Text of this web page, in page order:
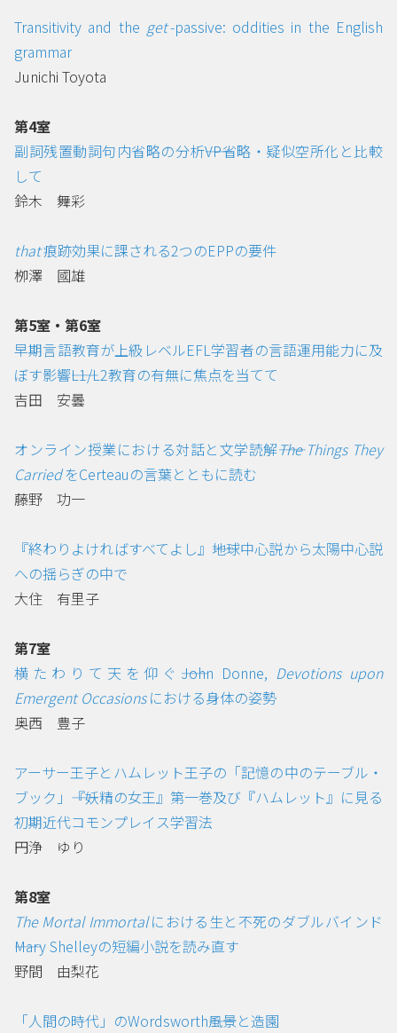
Transitivity and the get-passive: oddities in the English
grammar
Junichi Toyota
第4室
副詞残置動詞句内省略の分析――VP省略・疑似空所化と比較
して
鈴木 舞彩
that痕跡効果に課される2つのEPPの要件
栁澤 國雄
第5室・第6室
早期言語教育が上級レベルEFL学習者の言語運用能力に及
ぼす影響――L1/L2教育の有無に焦点を当てて
吉田 安曇
オンライン授業における対話と文学読解――The Things They
Carried をCerteauの言葉とともに読む
藤野 功一
『終わりよければすべてよし』――地球中心説から太陽中心説
への揺らぎの中で
大住 有里子
第7室
横たわりて天を仰ぐ――John Donne, Devotions upon
Emergent Occasions における身体の姿勢
奥西 豊子
アーサー王子とハムレット王子の「記憶の中のテーブル・
ブック」――『妖精の女王』第一巻及び『ハムレット』に見る
初期近代コモンプレイス学習法
円浄 ゆり
第8室
The Mortal Immortal における生と不死のダブルバインド
――Mary Shelleyの短編小説を読み直す
野間 由梨花
「人間の時代」のWordsworth――風景と造園